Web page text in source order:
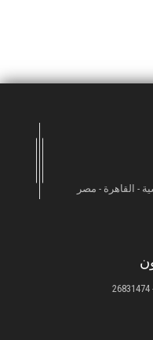
- القاهرة - مصر